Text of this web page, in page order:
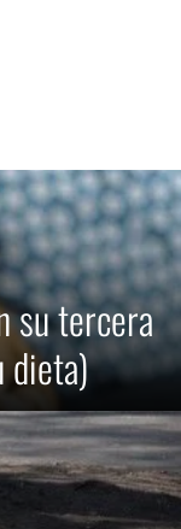
su tercera
dieta)